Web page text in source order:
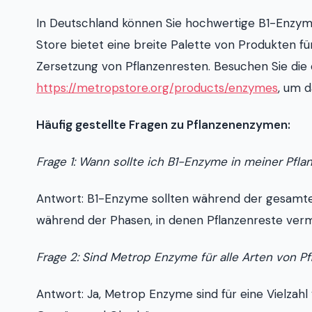
In Deutschland können Sie hochwertige B1-
Store bietet eine breite Palette von Produkten
Zersetzung von Pflanzenresten. Besuchen Sie
https://metropstore.org/products/enzymes, um
Häufig gestellte Fragen zu Pflanzenenzymen:
Frage 1: Wann sollte ich B1-Enzyme in meiner
Antwort: B1-Enzyme sollten während der
während der Phasen, in denen Pflanzenreste
Frage 2: Sind Metrop Enzyme für alle Arten von
Antwort: Ja, Metrop Enzyme sind für eine